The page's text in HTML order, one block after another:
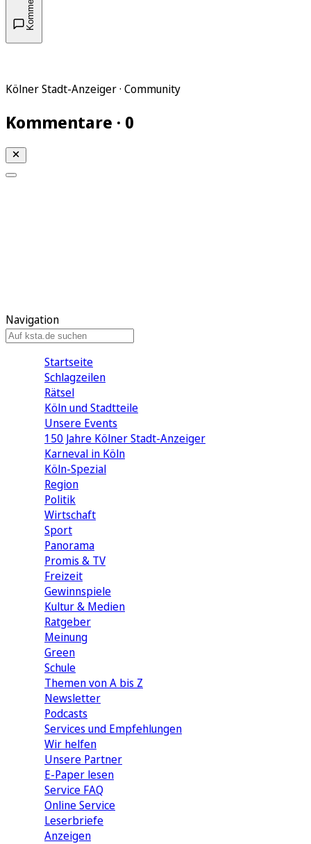
Kölner Stadt-Anzeiger · Community
Kommentare · 0
Navigation
Startseite
Schlagzeilen
Rätsel
Köln und Stadtteile
Unsere Events
150 Jahre Kölner Stadt-Anzeiger
Karneval in Köln
Köln-Spezial
Region
Politik
Wirtschaft
Sport
Panorama
Promis & TV
Freizeit
Gewinnspiele
Kultur & Medien
Ratgeber
Meinung
Green
Schule
Themen von A bis Z
Newsletter
Podcasts
Services und Empfehlungen
Wir helfen
Unsere Partner
E-Paper lesen
Service FAQ
Online Service
Leserbriefe
Anzeigen